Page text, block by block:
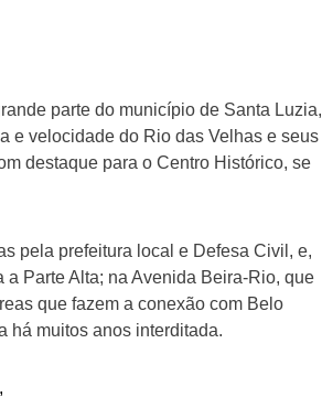
parte do município de Santa Luzia,
e velocidade do Rio das Velhas e seus
destaque para o Centro Histórico, se
pela prefeitura local e Defesa Civil, e,
Parte Alta; na Avenida Beira-Rio, que
que fazem a conexão com Belo
há muitos anos interditada.